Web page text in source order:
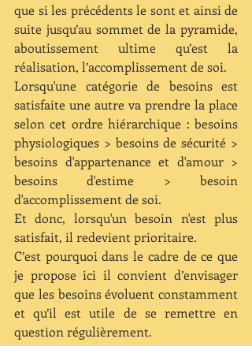
que si les précédents le sont et ainsi de
suite jusqu’au sommet de la pyramide,
aboutissement ultime qu’est la
réalisation, l’accomplissement de soi.
Lorsqu'une catégorie de besoins est
satisfaite une autre va prendre la place
selon cet ordre hiérarchique : besoins
physiologiques > besoins de sécurité >
besoins d'appartenance et d'amour >
besoins d'estime > besoin
d'accomplissement de soi.
Et donc, lorsqu'un besoin n'est plus
satisfait, il redevient prioritaire.
C’est pourquoi dans le cadre de ce que
je propose ici il convient d’envisager
que les besoins évoluent constamment
et qu’il est utile de se remettre en
question régulièrement.